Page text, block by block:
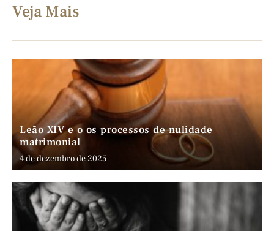
Veja Mais
Leão XIV e o os processos de nulidade
matrimonial
4 de dezembro de 2025